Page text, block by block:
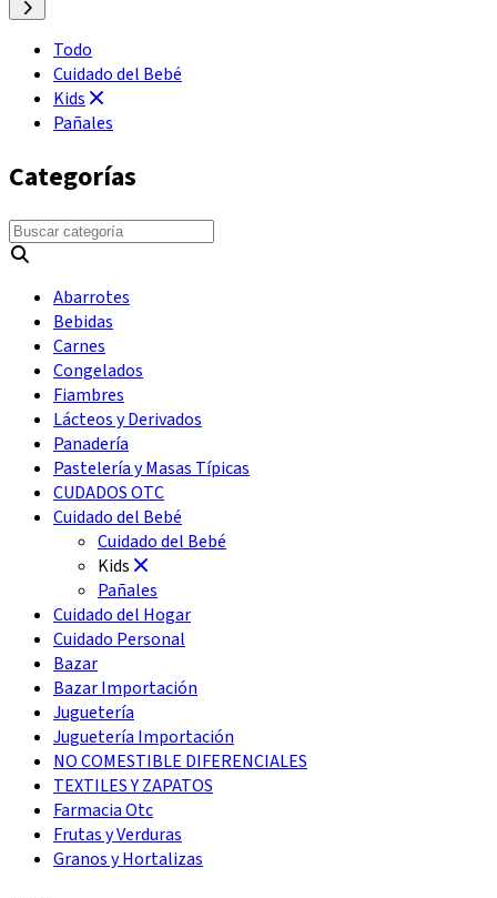
Todo
Cuidado del Bebé
Kids
Pañales
Categorías
Abarrotes
Bebidas
Carnes
Congelados
Fiambres
Lácteos y Derivados
Panadería
Pastelería y Masas Típicas
CUDADOS OTC
Cuidado del Bebé
Cuidado del Bebé
Kids
Pañales
Cuidado del Hogar
Cuidado Personal
Bazar
Bazar Importación
Juguetería
Juguetería Importación
NO COMESTIBLE DIFERENCIALES
TEXTILES Y ZAPATOS
Farmacia Otc
Frutas y Verduras
Granos y Hortalizas